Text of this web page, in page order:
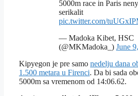
5000m race in Paris
serikalit
pic.twitter.com/
— Madoka Kibet, HSC
(@MKMadoka_) June
Kipyegon je pre samo nedelju dana
1.500 metara u Firenci. Da bi sada
5000m sa vremenom od 14:06.62.